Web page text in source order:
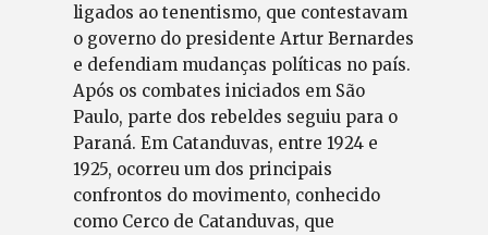
ligados ao tenentismo, que contestavam
o governo do presidente Artur Bernardes
e defendiam mudanças políticas no país.
Após os combates iniciados em São
Paulo, parte dos rebeldes seguiu para o
Paraná. Em Catanduvas, entre 1924 e
1925, ocorreu um dos principais
confrontos do movimento, conhecido
como Cerco de Catanduvas, que